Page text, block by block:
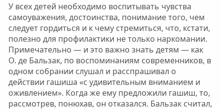
У всех детей необходимо воспитывать чувства
самоуважения, достоинства, понимание того, чем
следует гордиться и к чему стремиться, что, кстати,
полезно для профилактики не только наркомании.
Примечательно — и это важно знать детям — как
О. де Бальзак, по воспоминаниям современников, в
одном собрании слушал и расспрашивал о
действии гашиша «с удивительным вниманием и
оживлением». Когда же ему предложили гашиш, то,
рассмотрев, понюхав, он отказался. Бальзак считал,